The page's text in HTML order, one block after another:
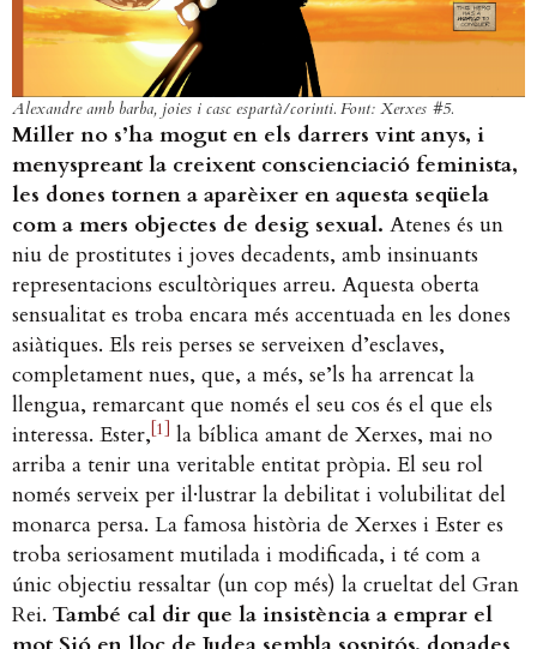
Alexandre amb barba, joies i casc espartà/corinti. Font: Xerxes #5.
Miller no s’ha mogut en els darrers vint anys, i
menyspreant la creixent conscienciació feminista,
les dones tornen a aparèixer en aquesta seqüela
com a mers objectes de desig sexual. Atenes és un
niu de prostitutes i joves decadents, amb insinuants
representacions escultòriques arreu. Aquesta oberta
sensualitat es troba encara més accentuada en les dones
asiàtiques. Els reis perses se serveixen d’esclaves,
completament nues, que, a més, se’ls ha arrencat la
llengua, remarcant que només el seu cos és el que els
interessa. Ester, [1]
la bíblica amant de Xerxes, mai no
arriba a tenir una veritable entitat pròpia. El seu rol
només serveix per il·lustrar la debilitat i volubilitat del
monarca persa. La famosa història de Xerxes i Ester es
troba seriosament mutilada i modificada, i té com a
únic objectiu ressaltar (un cop més) la crueltat del Gran
Rei. També cal dir que la insistència a emprar el